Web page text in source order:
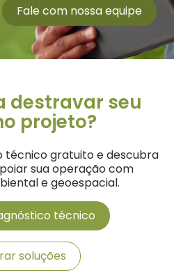
Fale com nossa equipe
destravar seu
projeto?
técnico gratuito e descubra
sua operação com
e geoespacial.
técnico
soluções